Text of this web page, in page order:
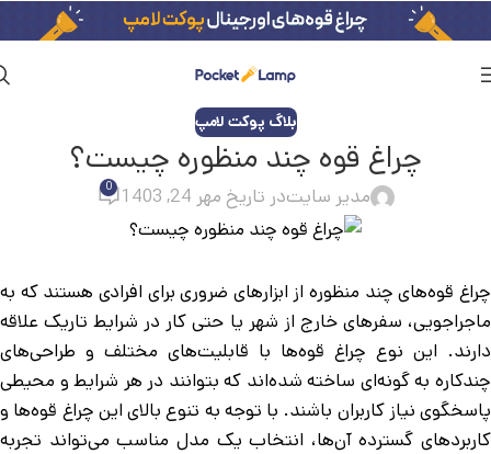
بلاگ پوکت لامپ
چراغ قوه چند منظوره چیست؟
مدیر سایتدر تاریخ مهر 24, 1403 0
چراغ قوه‌های چند منظوره از ابزارهای ضروری برای افرادی هستند که به
ماجراجویی، سفرهای خارج از شهر یا حتی کار در شرایط تاریک علاقه
دارند. این نوع چراغ قوه‌ها با قابلیت‌های مختلف و طراحی‌های
چندکاره به گونه‌ای ساخته شده‌اند که بتوانند در هر شرایط و محیطی
پاسخگوی نیاز کاربران باشند. با توجه به تنوع بالای این چراغ قوه‌ها و
کاربردهای گسترده آن‌ها، انتخاب یک مدل مناسب می‌تواند تجربه